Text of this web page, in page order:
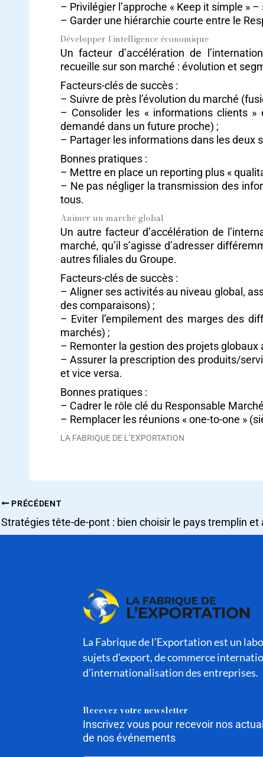
– Privilégier l’approche « Keep it simple »
– Garder une hiérarchie courte entre le
Développer l’intelligence économique
Un facteur d’accélération de
recueille sur son marché : évolution et
Facteurs-clés de succès :
– Suivre de près l’évolution du marché
– Consolider les « informations clients
demandé dans un future proche) ;
– Partager les informations dans les deux
Bonnes pratiques :
– Mettre en place un reporting plus «
– Ne pas négliger la transmission des
tous.
Animer un marché global
Un autre facteur d’accélération de
marché, qu’il s’agisse d’adresser
autres filiales du Groupe.
Facteurs-clés de succès :
– Aligner ses activités au niveau global,
des comparaisons) ;
– Eviter l’empilement des marges des
marchés) ;
– Remonter la gestion des projets globaux
– Assurer la prescription des produits/
et vice versa.
Bonnes pratiques :
– Cadrer le rôle clé du Responsable
– Remplacer les réunions « one-to-one »
LA FABRIQUE DE L’EXPORTATION
PRÉCÉDENT
La Fabrique de l’Exportation est un
sujets d’export, de commerce
d’internationalisation des entreprises.
Recevez votre newsletter
Inscrivez vous pour recevoir nos
de nos événements